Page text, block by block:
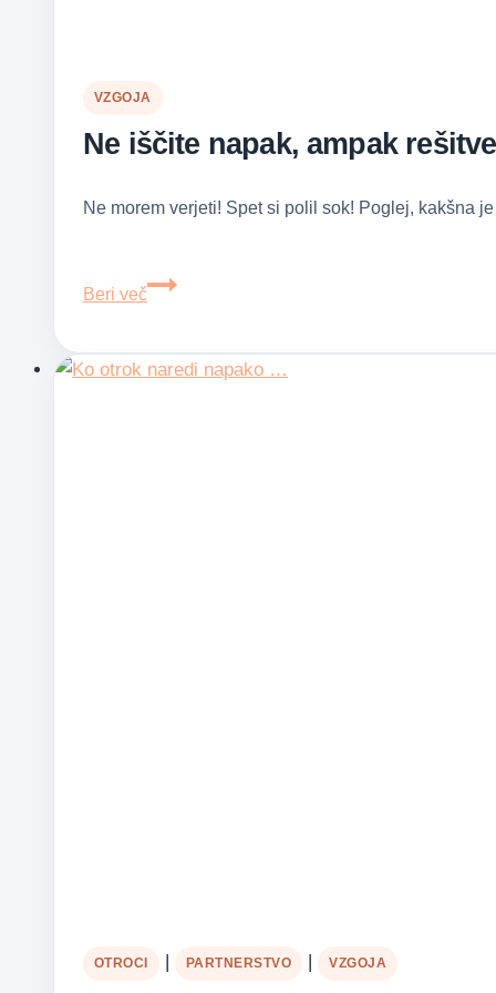
VZGOJA
Ne iščite napak, ampak rešitve
Ne morem verjeti! Spet si polil sok! Poglej, kakšna
Beri več
Ne
ampak
OTROCI | PARTNERSTVO | VZGOJA